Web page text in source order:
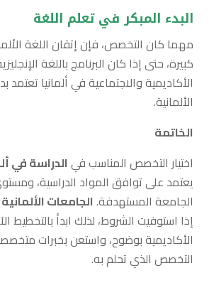
البدء المبكر في تعلم اللغة
مهما كان التخصص، فإن إتقان اللغة
كبيرة، حتى إذا كان البرنامج باللغة
الأكاديمية والاجتماعية في ألمانيا تعتمد
الألمانية.
الخاتمة
اختيار التخصص المناسب في الدراسة في
يعتمد على توافق المواد الدراسية،
الجامعة المستهدفة. الجامعات الألمانية
إذا استوفيت الشروط، لذلك ابدأ بالتخطيط
الأكاديمية بوضوح، واستعن بخبرات
التخصص الذي تحلم به.